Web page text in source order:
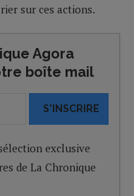
sur ces actions.
Agora
boîte mail
S'INSCRIRE
exclusive
de La Chronique